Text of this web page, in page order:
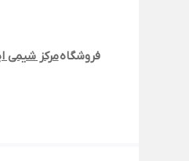
فروشگاهمرکز شیمی